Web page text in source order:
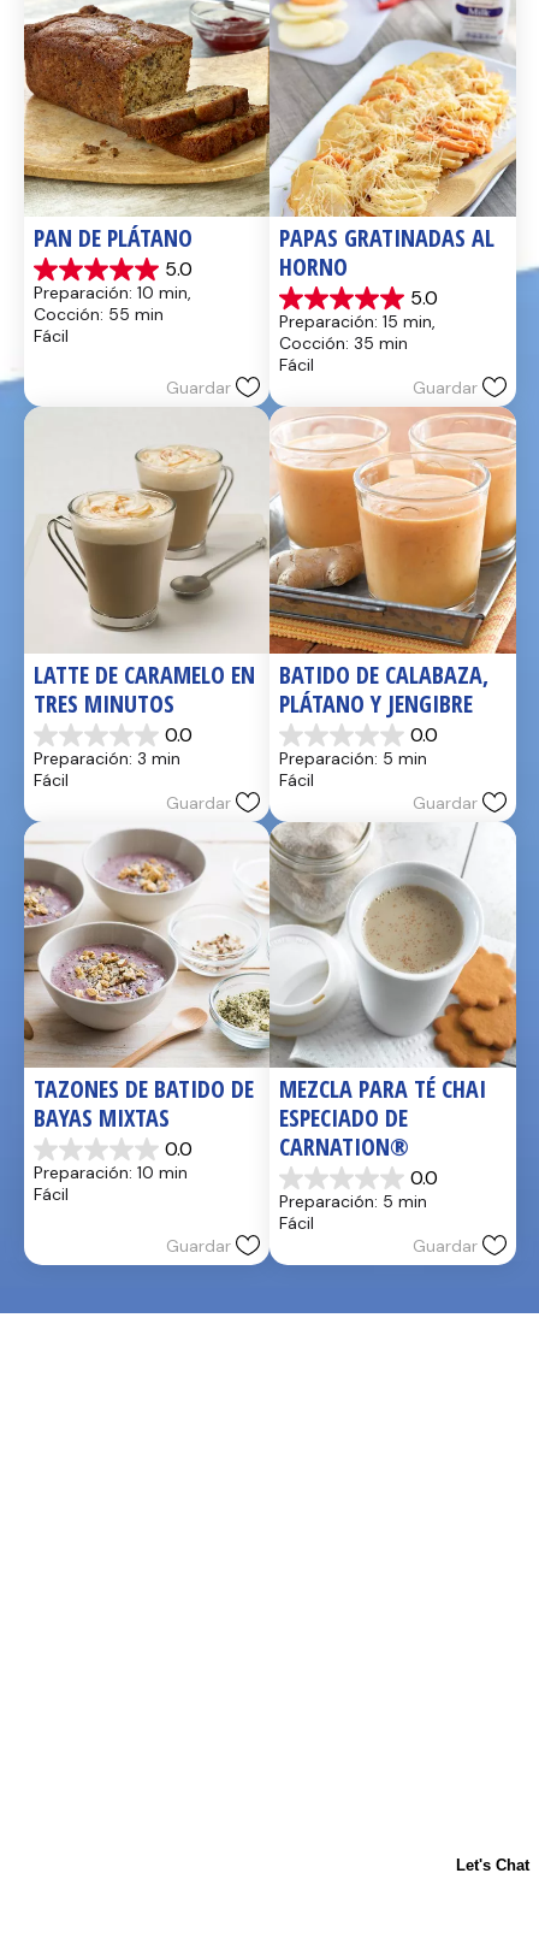
PAN DE PLÁTANO
5.0
5.0
de
5
estrellas.
Preparación: 10 min,
Cocción: 55 min
Fácil
Guardar
PAPAS GRATINADAS AL
HORNO
5.0
5.0
de
5
estrellas.
reseñas
Preparación: 15 min,
Cocción: 35 min
Fácil
Guardar
LATTE DE CARAMELO EN
TRES MINUTOS
0.0
0.0
de
5
Preparación: 3 min
Fácil
Guardar
BATIDO DE CALABAZA,
PLÁTANO Y JENGIBRE
0.0
0.0
de
5
Preparación: 5 min
Fácil
Guardar
TAZONES DE BATIDO DE
BAYAS MIXTAS
0.0
0.0
de
5
Preparación: 10 min
Fácil
Guardar
MEZCLA PARA TÉ CHAI
ESPECIADO DE
CARNATION®
0.0
0.0
de
5
Preparación: 5 min
Fácil
Guardar